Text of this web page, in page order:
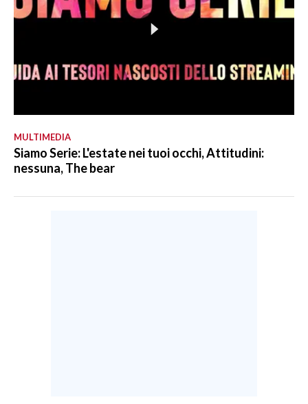
MULTIMEDIA
Siamo Serie: L'estate nei tuoi occhi, Attitudini:
nessuna, The bear